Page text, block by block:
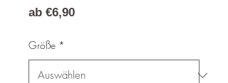
ab €6,90Sale-
Größe *